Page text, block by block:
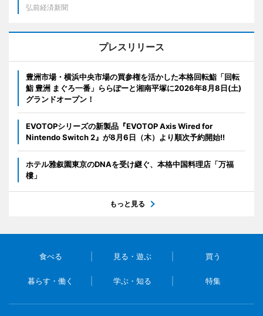
弘前経済新聞
プレスリリース
豊洲市場・横浜中央市場の買参権を活かした本格回転鮨「回転
鮨 豊洲 まぐろ一番」ららぽーと湘南平塚に2026年8月8日(土)
グランドオープン！
EVOTOPシリーズの新製品『EVOTOP Axis Wired for
Nintendo Switch 2』が8月6日（木）より順次予約開始!!
ホテル雅叙園東京のDNAを受け継ぐ、本格中国料理店「万福
樓」
もっと見る
食べる 見る・遊ぶ 買う
暮らす・働く 学ぶ・知る 特集